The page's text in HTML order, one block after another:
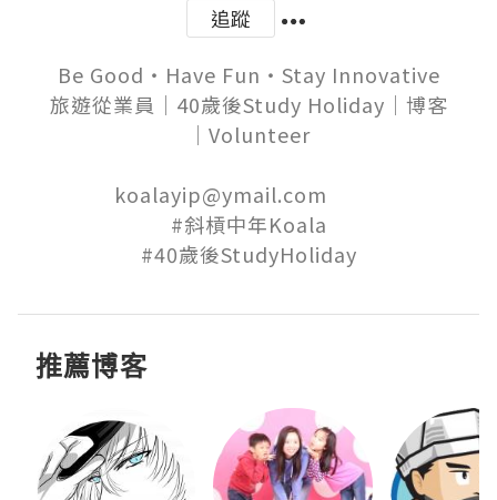
追蹤
Be Good‧Have Fun‧Stay Innovative
旅遊從業員│40歲後Study Holiday│博客
│Volunteer
koalayip@ymail.com
#斜槓中年Koala
推薦博客